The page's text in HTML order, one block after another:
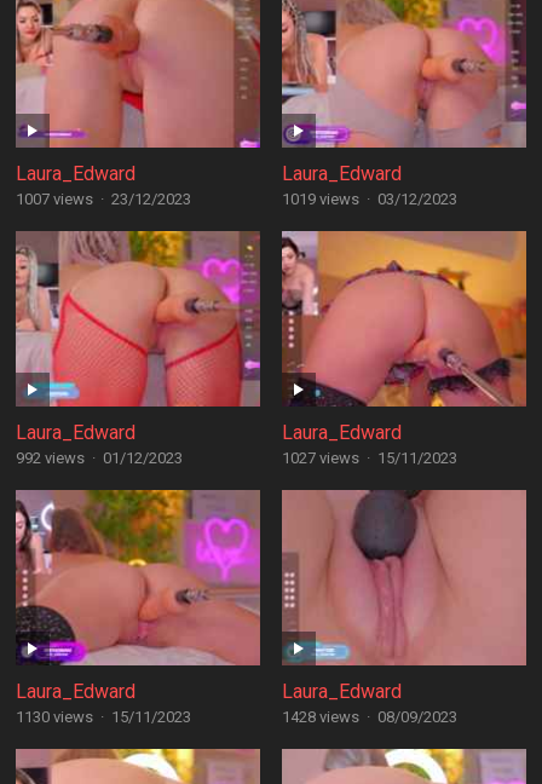
Laura_Edward
1007 views · 23/12/2023
Laura_Edward
1019 views · 03/12/2023
Laura_Edward
992 views · 01/12/2023
Laura_Edward
1027 views · 15/11/2023
Laura_Edward
1130 views · 15/11/2023
Laura_Edward
1428 views · 08/09/2023